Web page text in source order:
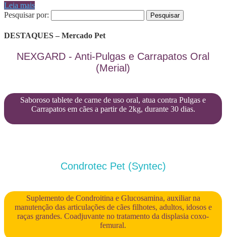
Leia mais
Pesquisar por:
DESTAQUES – Mercado Pet
NEXGARD - Anti-Pulgas e Carrapatos Oral
(Merial)
Saboroso tablete de carne de uso oral, atua contra Pulgas e
Carrapatos em cães a partir de 2kg, durante 30 dias.
Condrotec Pet (Syntec)
Suplemento de Condroitina e Glucosamina, auxiliar na
manutenção das articulações de cães filhotes, adultos, idosos e
raças grandes. Coadjuvante no tratamento da displasia coxo-
femural.